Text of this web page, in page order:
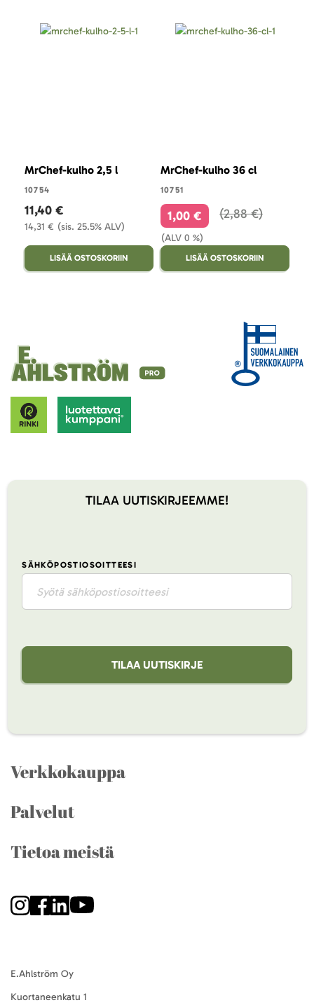
MrChef-kulho 2,5 l
10754
(sis. 25.5% ALV)
14,31 €
11,40 €
LISÄÄ OSTOSKORIIN
MrChef-kulho 36 cl
10751
(ALV 0 %)
1,00 € 2,88 €
LISÄÄ OSTOSKORIIN
TILAA UUTISKIRJEEMME!
SÄHKÖPOSTIOSOITTEESI
TILAA UUTISKIRJE
Verkkokauppa
Palvelut
Tietoa meistä
E.Ahlström Oy
Kuortaneenkatu 1